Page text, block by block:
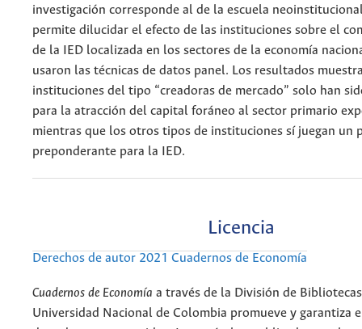
investigación corresponde al de la escuela
permite dilucidar el efecto de las instituciones sobre el
de la IED localizada en los sectores de la economía
usaron las técnicas de datos panel. Los resultados
instituciones del tipo “creadoras de mercado” solo han
para la atracción del capital foráneo al sector primario
mientras que los otros tipos de instituciones sí juegan un
preponderante para la IED.
Licencia
Derechos de autor 2021 Cuadernos de Economía
Cuadernos de Economía a través de la División de
Universidad Nacional de Colombia promueve y garantiza